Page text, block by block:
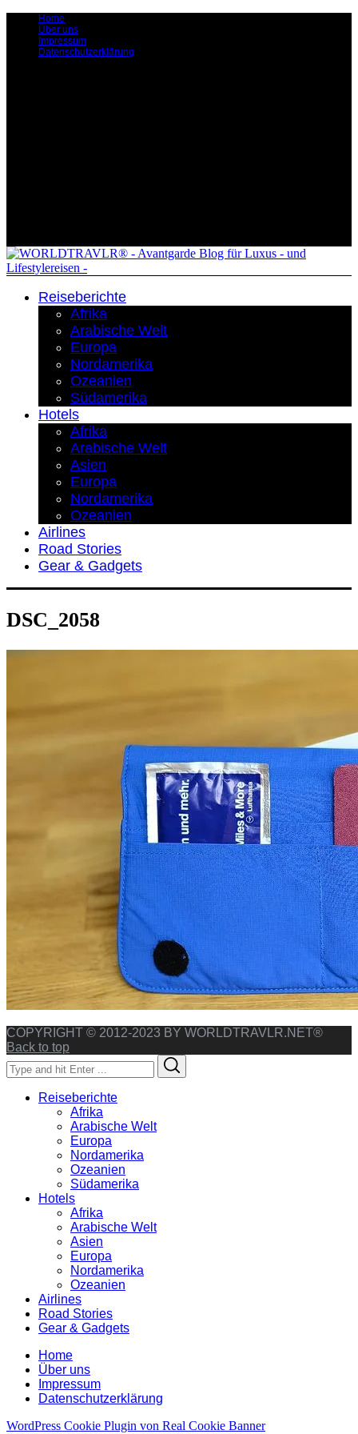
Home
Über uns
Impressum
Datenschutzerklärung
Reiseberichte
Afrika
Arabische Welt
Europa
Nordamerika
Ozeanien
Südamerika
Hotels
Afrika
Arabische Welt
Asien
Europa
Nordamerika
Ozeanien
Airlines
Road Stories
Gear & Gadgets
DSC_2058
COPYRIGHT © 2012-2023 BY WORLDTRAVLR.NET®
Back to top
Search
for:
Reiseberichte
Afrika
Arabische Welt
Europa
Nordamerika
Ozeanien
Südamerika
Hotels
Afrika
Arabische Welt
Asien
Europa
Nordamerika
Ozeanien
Airlines
Road Stories
Gear & Gadgets
Home
Über uns
Impressum
Datenschutzerklärung
WordPress Cookie Plugin von Real Cookie Banner